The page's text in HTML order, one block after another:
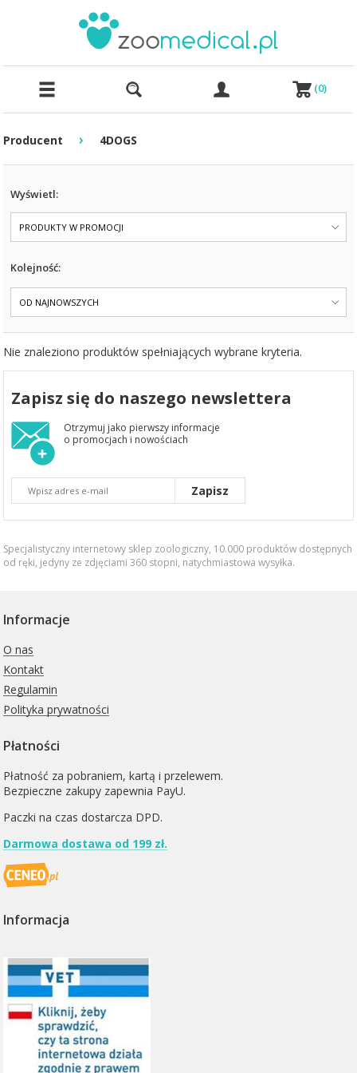
(0)
Producent › 4DOGS
Wyświetl:
PRODUKTY W PROMOCJI
Kolejność:
OD NAJNOWSZYCH
Nie znaleziono produktów spełniających wybrane kryteria.
Zapisz się do naszego newslettera
Otrzymuj jako pierwszy informacje
o promocjach i nowościach
Zapisz
Specjalistyczny internetowy sklep zoologiczny, 10.000 produktów dostępnych
od ręki, jedyny ze zdjęciami 360 stopni, natychmiastowa wysyłka.
Informacje
O nas
Kontakt
Regulamin
Polityka prywatności
Płatności
Płatność za pobraniem, kartą i przelewem.
Bezpieczne zakupy zapewnia PayU.
Paczki na czas dostarcza DPD.
Darmowa dostawa od 199 zł.
Informacja